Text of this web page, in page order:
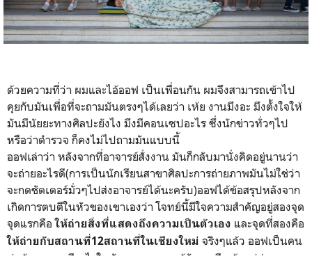
ด้วยความที่ว่า ผมและไอ้ออฟ เป็นเพื่อนกัน ผมจึงสามารถเข้าไป
คุยกับมันเพื่อที่จะถามมันตรงๆได้เลยว่า เห้ย งานมึงอะ มึงตั้งใจให้
มันมีนัยยะทางศิลปะยังไง มึงมีคอนเซปอะไร ซึ่งนักข่าวทั่วๆไป
หรือว่าตำรวจ ก็คงไม่ไปถามมันแบบนี้
ออฟเล่าว่า หลังจากที่อาจารย์สั่งงาน มันก็กลับมานั่งคิดอยู่นานว่า
จะถ่ายอะไรดี(การเป็นนักเรียนสาขาศิลปะการถ่ายภาพมันไม่ใช่ว่า
จะกดชัตเตอร์มั่วๆไปส่งอาจารย์ได้นะครับ)ออฟได้ข้อสรุปหลังจาก
เกิดการตบตีในหัวของเขาเองว่า โจทย์นี้มีใจความสำคัญอยู่สองจุด
จุดแรกคือให้ถ่ายสิ่งที่แสดงถึงความเป็นตัวเอง และจุดที่สองคือ
ให้ถ่ายกับสถานที่12สถานที่ในเชียงใหม่ จริงๆแล้ว ออฟเป็นคน